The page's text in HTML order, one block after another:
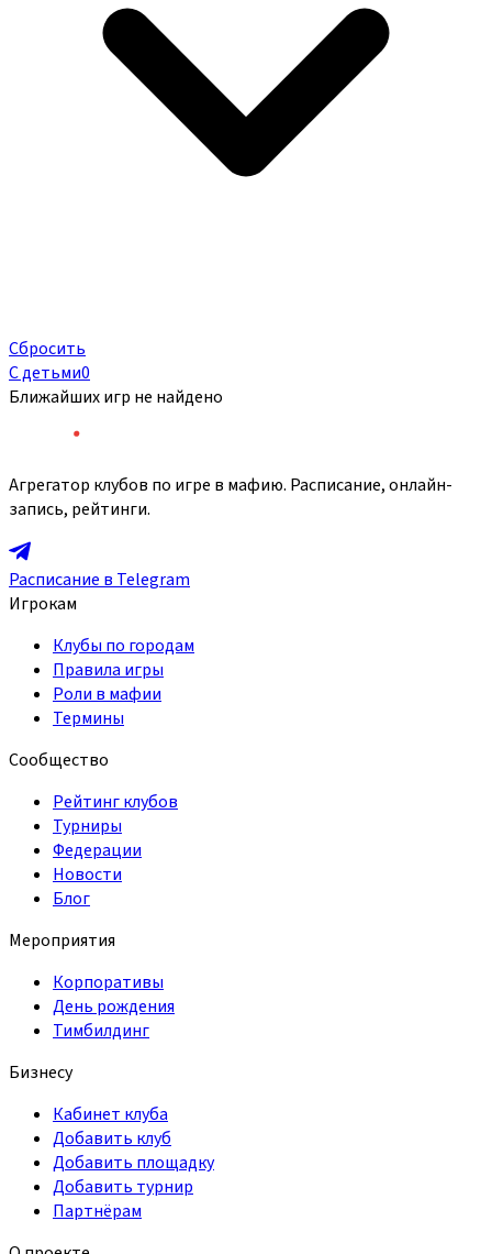
Сбросить
С детьми0
Ближайших игр не найдено
Агрегатор клубов по игре в мафию. Расписание, онлайн-
запись, рейтинги.
Расписание в Telegram
Игрокам
Клубы по городам
Правила игры
Роли в мафии
Термины
Сообщество
Рейтинг клубов
Турниры
Федерации
Новости
Блог
Мероприятия
Корпоративы
День рождения
Тимбилдинг
Бизнесу
Кабинет клуба
Добавить клуб
Добавить площадку
Добавить турнир
Партнёрам